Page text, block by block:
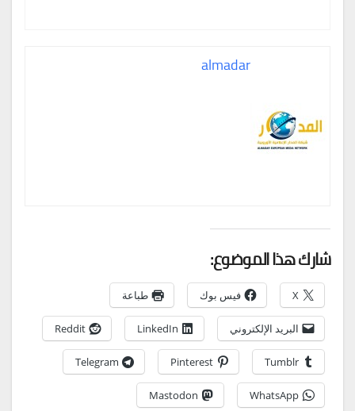
almadar
شارك هذا الموضوع:
X فيس بوك طباعة
البريد الإلكتروني LinkedIn
Reddit
Tumblr
Pinterest
Telegram
WhatsApp
Mastodon